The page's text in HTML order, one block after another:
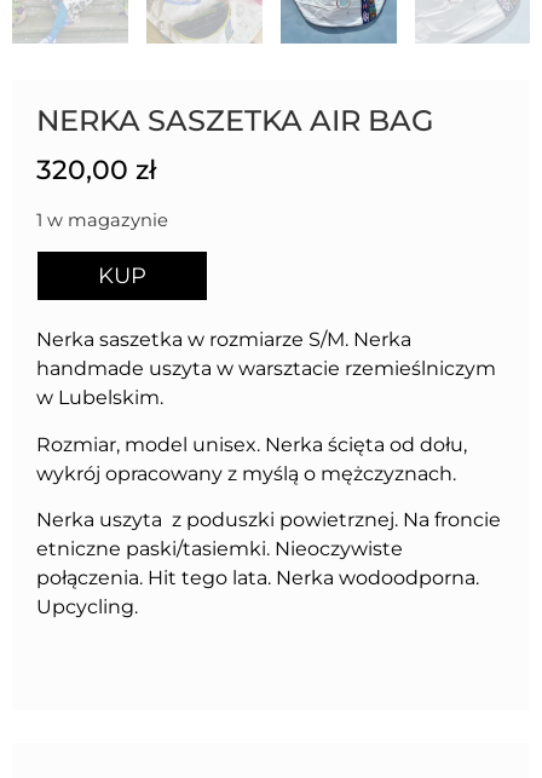
NERKA SASZETKA AIR BAG
320,00 zł
1 w magazynie
KUP
Nerka saszetka w rozmiarze S/M. Nerka
handmade uszyta w warsztacie rzemieślniczym
w Lubelskim.
Rozmiar, model unisex. Nerka ścięta od dołu,
wykrój opracowany z myślą o mężczyznach.
Nerka uszyta z poduszki powietrznej. Na froncie
etniczne paski/tasiemki. Nieoczywiste
połączenia. Hit tego lata. Nerka wodoodporna.
Upcycling.